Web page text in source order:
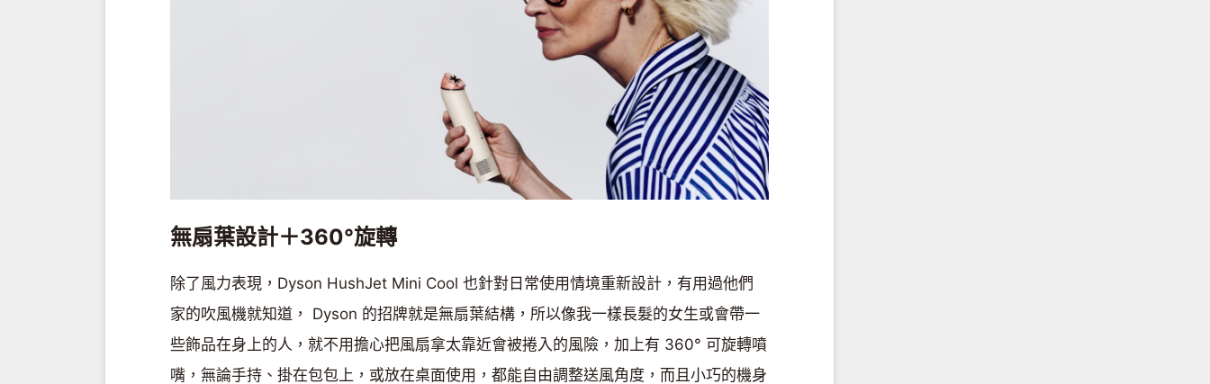
無扇葉設計＋360°旋轉
除了風力表現，Dyson HushJet Mini Cool 也針對日常使用情境重新設計，有用過他們
家的吹風機就知道， Dyson 的招牌就是無扇葉結構，所以像我一樣長髮的女生或會帶一
些飾品在身上的人，就不用擔心把風扇拿太靠近會被捲入的風險，加上有 360° 可旋轉噴
嘴，無論手持、掛在包包上，或放在桌面使用，都能自由調整送風角度，而且小巧的機身